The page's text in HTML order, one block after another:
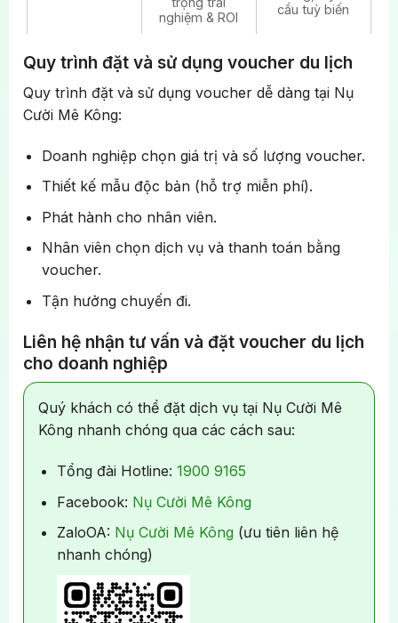
nghiệm & ROI
cầu tuỳ biến
Quy trình đặt và sử dụng voucher du lịch
Quy trình đặt và sử dụng voucher dễ dàng tại Nụ
Cười Mê Kông:
Doanh nghiệp chọn giá trị và số lượng voucher.
Thiết kế mẫu độc bản (hỗ trợ miễn phí).
Phát hành cho nhân viên.
Nhân viên chọn dịch vụ và thanh toán bằng
voucher.
Tận hưởng chuyến đi.
Liên hệ nhận tư vấn và đặt voucher du lịch
cho doanh nghiệp
Quý khách có thể đặt dịch vụ tại Nụ Cười Mê
Kông nhanh chóng qua các cách sau:
Tổng đài Hotline: 1900 9165
Facebook: Nụ Cười Mê Kông
ZaloOA: Nụ Cười Mê Kông (ưu tiên liên hệ
nhanh chóng)